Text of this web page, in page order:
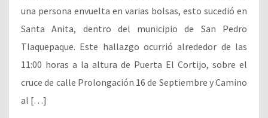
una persona envuelta en varias bolsas, esto sucedió en
Santa Anita, dentro del municipio de San Pedro
Tlaquepaque. Este hallazgo ocurrió alrededor de las
11:00 horas a la altura de Puerta El Cortijo, sobre el
cruce de calle Prolongación 16 de Septiembre y Camino
al […]